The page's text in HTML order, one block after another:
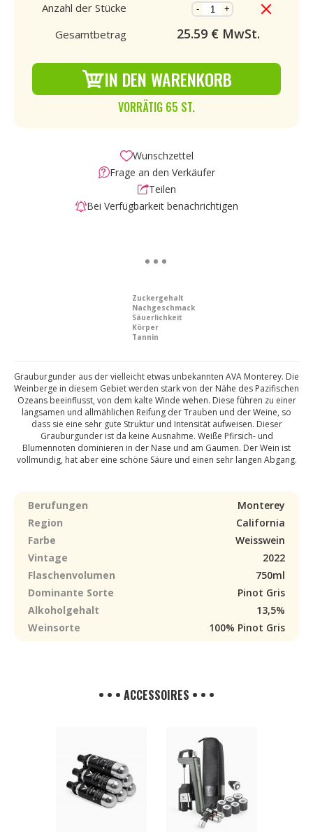
Anzahl der Stücke
- +
Gesamtbetrag 25.59€ MwSt.
IN DEN WARENKORB
VORRÄTIG 65 ST.
Wunschzettel
Frage an den Verkäufer
Teilen
Bei Verfügbarkeit benachrichtigen
Zuckergehalt
Nachgeschmack
Säuerlichkeit
Körper
Tannin
Grauburgunder aus der vielleicht etwas unbekannten AVA Monterey. Die
Weinberge in diesem Gebiet werden stark von der Nähe des Pazifischen
Ozeans beeinflusst, von dem kalte Winde wehen. Diese führen zu einer
langsamen und allmählichen Reifung der Trauben und der Weine, so
dass sie eine sehr gute Struktur und Intensität aufweisen. Dieser
Grauburgunder ist da keine Ausnahme. Weiße Pfirsich- und
Blumennoten dominieren in der Nase und am Gaumen. Der Wein ist
vollmundig, hat aber eine schöne Säure und einen sehr langen Abgang.
Berufungen
Monterey
Region
California
Farbe
Weisswein
Vintage
2022
Flaschenvolumen
750ml
Dominante Sorte
Pinot Gris
Alkoholgehalt
13,5%
Weinsorte
100% Pinot Gris
• • • ACCESSOIRES • • •